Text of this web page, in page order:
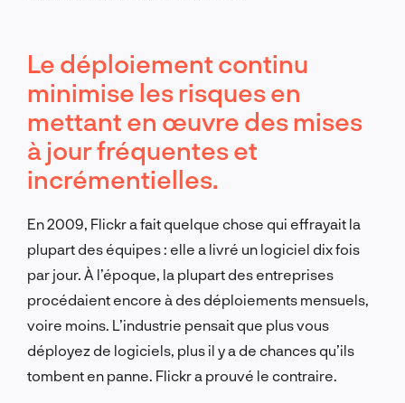
Le déploiement continu
minimise les risques en
mettant en œuvre des mises
à jour fréquentes et
incrémentielles.
En 2009, Flickr a fait quelque chose qui effrayait la
plupart des équipes : elle a livré un logiciel dix fois
par jour. À l’époque, la plupart des entreprises
procédaient encore à des déploiements mensuels,
voire moins. L’industrie pensait que plus vous
déployez de logiciels, plus il y a de chances qu’ils
tombent en panne. Flickr a prouvé le contraire.